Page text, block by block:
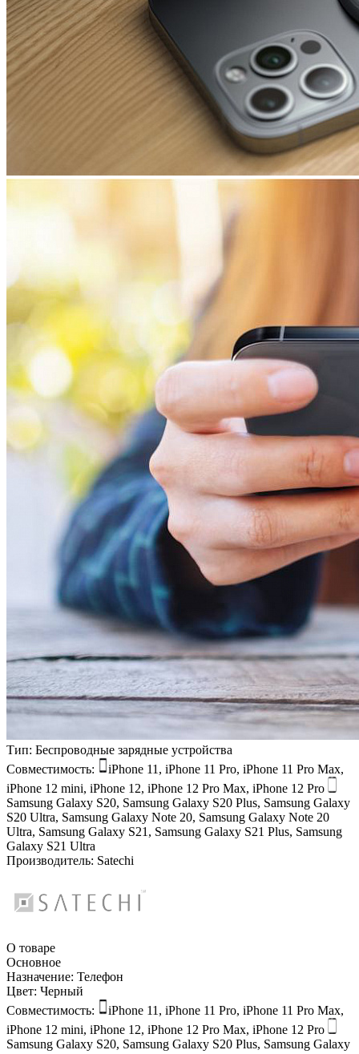
Тип: Беспроводные зарядные устройства
Совместимость:
iPhone 11, iPhone 11 Pro, iPhone 11 Pro Max,
iPhone 12 mini, iPhone 12, iPhone 12 Pro Max, iPhone 12 Pro
Samsung Galaxy S20, Samsung Galaxy S20 Plus, Samsung Galaxy
S20 Ultra, Samsung Galaxy Note 20, Samsung Galaxy Note 20
Ultra, Samsung Galaxy S21, Samsung Galaxy S21 Plus, Samsung
Galaxy S21 Ultra
Производитель: Satechi
О товаре
Основное
Назначение: Телефон
Цвет: Черный
Совместимость:
iPhone 11, iPhone 11 Pro, iPhone 11 Pro Max,
iPhone 12 mini, iPhone 12, iPhone 12 Pro Max, iPhone 12 Pro
Samsung Galaxy S20, Samsung Galaxy S20 Plus, Samsung Galaxy